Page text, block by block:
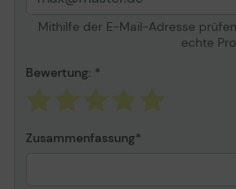
Mithilfe der E-Mail-Adresse
echte
Bewertung:
Zusammenfassung